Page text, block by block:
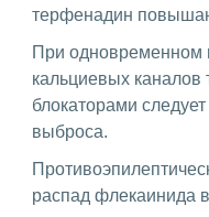
терфенадин
При одновременном
кальциевых каналов
блокаторами
выброса.
распад флекаинида